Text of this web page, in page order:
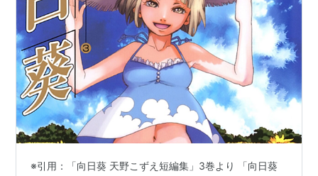
※引用：「向日葵 天野こずえ短編集」3巻より 「向日葵